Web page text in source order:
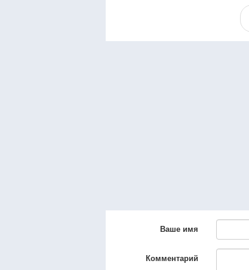
Ваше имя
Комментарий